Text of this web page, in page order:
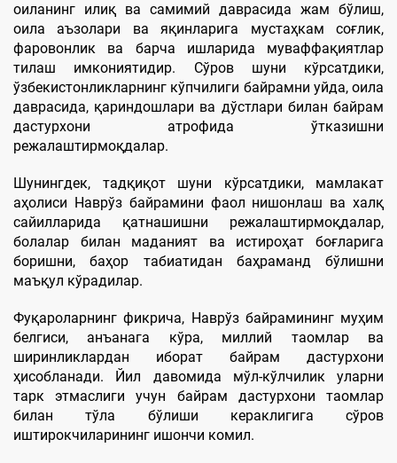
оиланинг илиқ ва самимий даврасида жам бўлиш,
оила аъзолари ва яқинларига мустаҳкам соғлик,
фаровонлик ва барча ишларида муваффақиятлар
тилаш имкониятидир. Сўров шуни кўрсатдики,
ўзбекистонликларнинг кўпчилиги байрамни уйда, оила
даврасида, қариндошлари ва дўстлари билан байрам
дастурхони атрофида ўтказишни
режалаштирмоқдалар.
Шунингдек, тадқиқот шуни кўрсатдики, мамлакат
аҳолиси Наврўз байрамини фаол нишонлаш ва халқ
сайилларида қатнашишни режалаштирмоқдалар,
болалар билан маданият ва истироҳат боғларига
боришни, баҳор табиатидан баҳраманд бўлишни
маъқул кўрадилар.
Фуқароларнинг фикрича, Наврўз байрамининг муҳим
белгиси, анъанага кўра, миллий таомлар ва
ширинликлардан иборат байрам дастурхони
ҳисобланади. Йил давомида мўл-кўлчилик уларни
тарк этмаслиги учун байрам дастурхони таомлар
билан тўла бўлиши кераклигига сўров
иштирокчиларининг ишончи комил.